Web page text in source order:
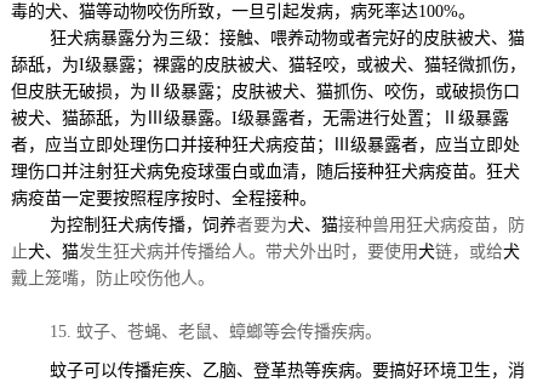
毒的犬、猫等动物咬伤所致，一旦引起发病，病死率达100%。
狂犬病暴露分为三级：接触、喂养动物或者完好的皮肤被犬、猫
舔舐，为I级暴露；裸露的皮肤被犬、猫轻咬，或被犬、猫轻微抓伤，
但皮肤无破损，为 Ⅱ级暴露；皮肤被犬、猫抓伤、咬伤，或破损伤口
被犬、猫舔舐，为Ⅲ级暴露。 I级暴露者，无需进行处置；
Ⅱ级暴露
者，应当立即处理伤口并接种狂犬病疫苗；Ⅲ级暴露者，应当立即处
理伤口并注射狂犬病免疫球蛋白或血清，随后接种狂犬病疫苗。狂犬
病疫苗一定要按照程序按时、全程接种。
为控制狂犬病传播，饲养者要为犬、猫接种兽用狂犬病疫苗，防
止犬、猫发生狂犬病并传播给人。带犬外出时，要使用犬链，或给犬
戴上笼嘴，防止咬伤他人。
15. 蚊子、苍蝇、老鼠、蟑螂等会传播疾病。
蚊子可以传播疟疾、乙脑、登革热等疾病。要搞好环境卫生，消